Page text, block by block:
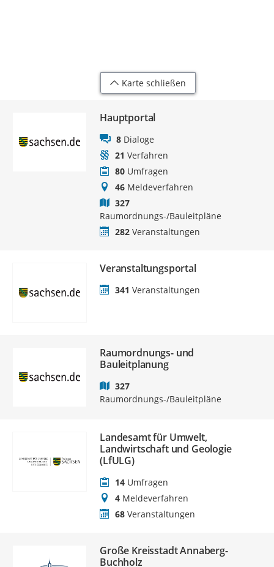
Karte schließen
Hauptportal
8 Dialoge
21 Verfahren
80 Umfragen
46 Meldeverfahren
327
Raumordnungs-/Bauleitpläne
282 Veranstaltungen
Veranstaltungsportal
341 Veranstaltungen
Raumordnungs- und
Bauleitplanung
327
Raumordnungs-/Bauleitpläne
Landesamt für Umwelt,
Landwirtschaft und Geologie
(LfULG)
14 Umfragen
4 Meldeverfahren
68 Veranstaltungen
Große Kreisstadt Annaberg-
Buchholz